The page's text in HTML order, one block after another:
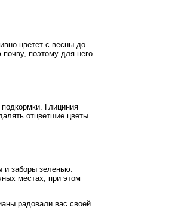
цветет с весны до
поэтому для него
Глициния
отцветшие цветы.
и заборы зеленью.
местах, при этом
радовали вас своей